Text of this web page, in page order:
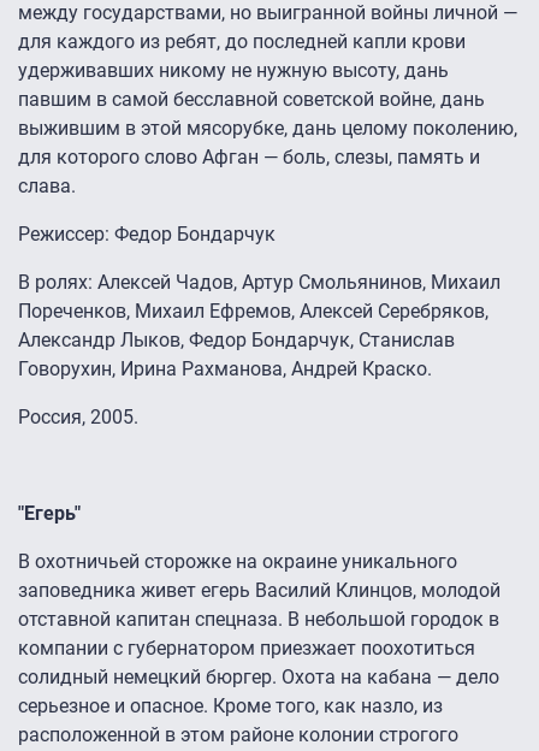
между государствами, но выигранной войны личной —
для каждого из ребят, до последней капли крови
удерживавших никому не нужную высоту, дань
павшим в самой бесславной советской войне, дань
выжившим в этой мясорубке, дань целому поколению,
для которого слово Афган — боль, слезы, память и
слава.
Режиссер: Федор Бондарчук
В ролях: Алексей Чадов, Артур Смольянинов, Михаил
Пореченков, Михаил Ефремов, Алексей Серебряков,
Александр Лыков, Федор Бондарчук, Станислав
Говорухин, Ирина Рахманова, Андрей Краско.
Россия, 2005.
"Егерь"
В охотничьей сторожке на окраине уникального
заповедника живет егерь Василий Клинцов, молодой
отставной капитан спецназа. В небольшой городок в
компании с губернатором приезжает поохотиться
солидный немецкий бюргер. Охота на кабана — дело
серьезное и опасное. Кроме того, как назло, из
расположенной в этом районе колонии строгого